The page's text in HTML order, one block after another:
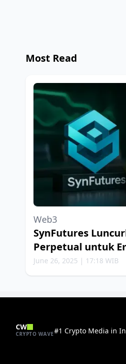
Most Read
Web3
SynFutures
Perpetual untuk
Bumi
June 26, 2025 | 17:18 WIB
CW
CRYPTO WAVE#1 Crypto Media in